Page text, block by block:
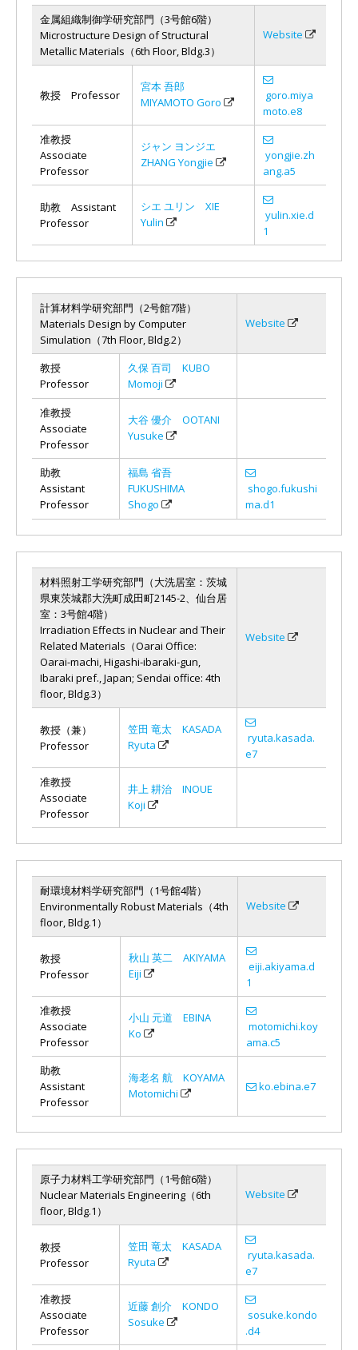
金属組織制御学研究部門（3号館6階）
Microstructure Design of Structural
Metallic Materials（6th Floor, Bldg.3）
Website
教授 Professor
宮本 吾郎
MIYAMOTO Goro
goro.miya
moto.e8
准教授
Associate
Professor
ジャン ヨンジエ
ZHANG Yongjie
yongjie.zh
ang.a5
助教 Assistant
Professor
シエ ユリン XIE
Yulin
yulin.xie.d
1
計算材料学研究部門（2号館7階）
Materials Design by Computer
Simulation（7th Floor, Bldg.2）
Website
教授
Professor
久保 百司 KUBO
Momoji
准教授
Associate
Professor
大谷 優介 OOTANI
Yusuke
助教
Assistant
Professor
福島 省吾
FUKUSHIMA
Shogo
shogo.fukushi
ma.d1
材料照射工学研究部門（大洗居室：茨城
県東茨城郡大洗町成田町2145-2、仙台居
室：3号館4階）
Irradiation Effects in Nuclear and Their
Related Materials（Oarai Office:
Oarai-machi, Higashi-ibaraki-gun,
Ibaraki pref., Japan; Sendai office: 4th
floor, Bldg.3）
Website
教授（兼）
Professor
笠田 竜太 KASADA
Ryuta
ryuta.kasada.
e7
准教授
Associate
Professor
井上 耕治 INOUE
Koji
耐環境材料学研究部門（1号館4階）
Environmentally Robust Materials（4th
floor, Bldg.1）
Website
教授
Professor
秋山 英二 AKIYAMA
Eiji
eiji.akiyama.d
1
准教授
Associate
Professor
小山 元道 EBINA
Ko
motomichi.koy
ama.c5
助教
Assistant
Professor
海老名 航 KOYAMA
Motomichi
ko.ebina.e7
原子力材料工学研究部門（1号館6階）
Nuclear Materials Engineering（6th
floor, Bldg.1）
Website
教授
Professor
笠田 竜太 KASADA
Ryuta
ryuta.kasada.
e7
准教授
Associate
Professor
近藤 創介 KONDO
Sosuke
sosuke.kondo
.d4